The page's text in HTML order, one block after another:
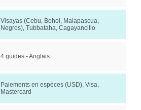
Visayas (Cebu, Bohol, Malapascua,
Negros), Tubbataha, Cagayancillo
4 guides - Anglais
Paiements en espèces (USD), Visa,
Mastercard